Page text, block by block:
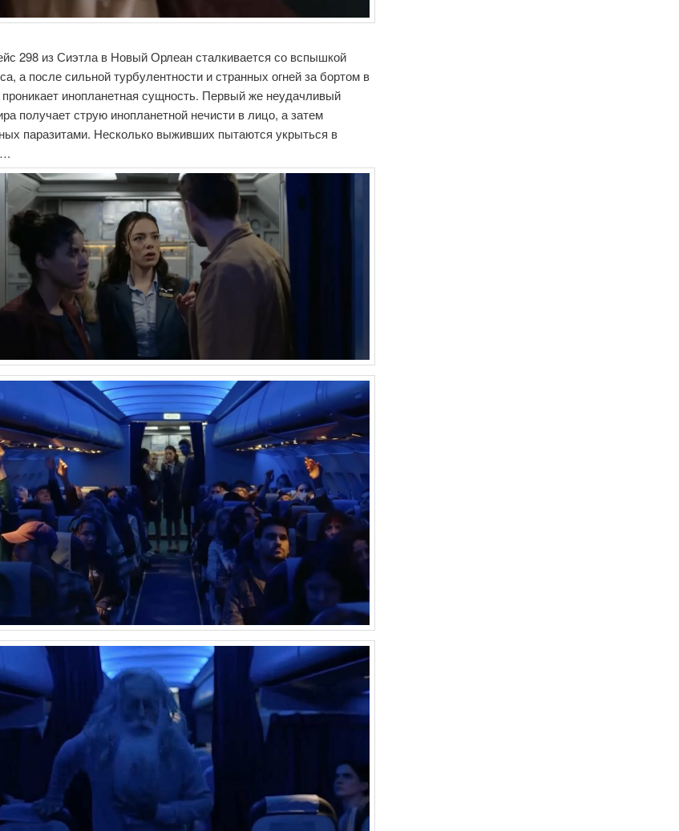
298 из Сиэтла в Новый Орлеан сталкивается со вспышкой
а после сильной турбулентности и странных огней за бортом в
инопланетная сущность. Первый же неудачливый
получает струю инопланетной нечисти в лицо, а затем
паразитами. Несколько выживших пытаются укрыться в